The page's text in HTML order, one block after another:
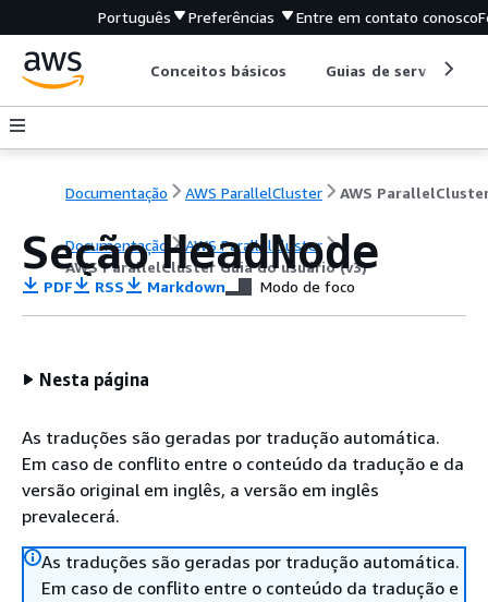
Português Preferências Entre em contato conosco
Conceitos básicos Guias de serviço
Documentação AWS ParallelCluster
Documentação
AWS ParallelCluster
AWS ParallelCluster Guia do usuário (v3)
SeçãoHeadNode
PDF RSS Markdown Modo de foco
Nesta página
As traduções são geradas por tradução automática.
Em caso de conflito entre o conteúdo da tradução e da
versão original em inglês, a versão em inglês
prevalecerá.
As traduções são geradas por tradução automática.
Em caso de conflito entre o conteúdo da tradução e